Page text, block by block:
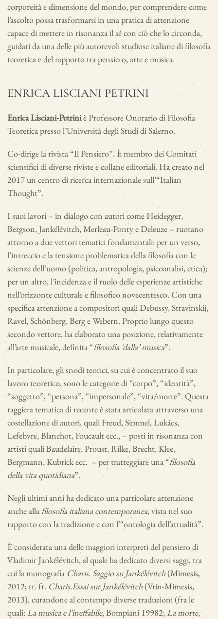
corporeità e dimensione del mondo, per comprendere come
l’ascolto possa trasformarsi in una pratica di attenzione
capace di mettere in risonanza il sé con ciò che lo circonda,
guidati da una delle più autorevoli studiose italiane di filosofia
teoretica e del rapporto tra pensiero, arte e musica.
ENRICA LISCIANI PETRINI
Enrica Lisciani-Petriniè Professore Onorario di Filosofia
Teoretica presso l’Università degli Studi di Salerno.
Co-dirige la rivista “Il Pensiero”. È membro dei Comitati
scientifici di diverse riviste e collane editoriali. Ha creato nel
2017 un centro di ricerca internazionale sull’“Italian
Thought”.
I suoi lavori – in dialogo con autori come Heidegger,
Bergson, Jankélévitch, Merleau-Ponty e Deleuze – ruotano
attorno a due vettori tematici fondamentali: per un verso,
l’intreccio e la tensione problematica della filosofia con le
scienze dell’uomo (politica, antropologia, psicoanalisi, etica);
per un altro, l’incidenza e il ruolo delle esperienze artistiche
nell’orizzonte culturale e filosofico novecentesco. Con una
specifica attenzione a compositori quali Debussy, Stravinskij,
Ravel, Schönberg, Berg e Webern. Proprio lungo questo
secondo vettore, ha elaborato una posizione, relativamente
all’arte musicale, definita “filosofia ‘dalla’ musica”.
In particolare, gli snodi teorici, su cui è concentrato il suo
lavoro teoretico, sono le categorie di “corpo”, “identità”,
“soggetto”, “persona”, “impersonale”, “vita/morte”. Questa
raggiera tematica di recente è stata articolata attraverso una
costellazione di autori, quali Freud, Simmel, Lukács,
Lefebvre, Blanchot, Foucault ecc., – posti in risonanza con
artisti quali Baudelaire, Proust, Rilke, Brecht, Klee,
Bergmann, Kubrick ecc. – per tratteggiare una “filosofia
della vita quotidiana”.
Negli ultimi anni ha dedicato una particolare attenzione
anche allafilosofia italiana contemporanea, vista nel suo
rapporto con la tradizione e con l’“ontologia dell’attualità”.
È considerata una delle maggiori interpreti del pensiero di
Vladimir Jankélévitch, al quale ha dedicato diversi saggi, tra
cui la monografia Charis. Saggio su Jankélévitch(Mimesis,
2012; tr. fr. Charis.Essai sur Jankélévitch(Vrin-Mimesis,
2013), curandone al contempo diverse traduzioni (fra le
quali:La musica e l’ineffabile, Bompiani 19982;La morte,